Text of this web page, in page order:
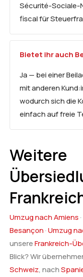
Sécurité-Sociale-
fiscal für
Bietet ihr auch
Ja — bei einer
mit anderen
wodurch sich die
einfach auf freie
Weitere
Umzug nach Amiens ·
Besançon·Umzug
unsereFrankreich-
Blick? Wir
Schweiz, nach